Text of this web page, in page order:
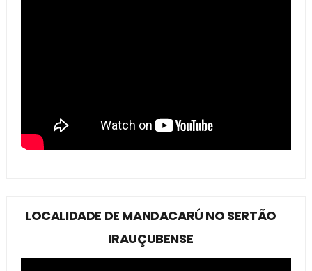
LOCALIDADE DE MANDACARÚ NO SERTÃO
IRAUÇUBENSE